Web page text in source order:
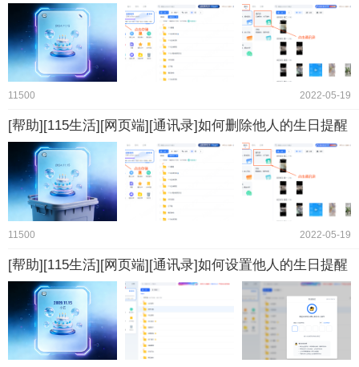
11500 2022-05-19
[帮助][115生活][网页端][通讯录]如何删除他人的生日提醒
11500 2022-05-19
[帮助][115生活][网页端][通讯录]如何设置他人的生日提醒